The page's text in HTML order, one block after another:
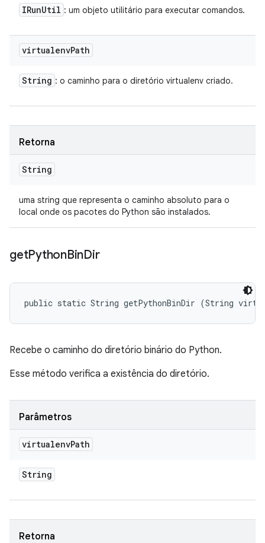
IRunUtil : um objeto utilitário para executar comandos.
virtualenvPath
String : o caminho para o diretório virtualenv criado.
Retorna
String
uma string que representa o caminho absoluto para o
local onde os pacotes do Python são instalados.
getPythonBinDir
public static String getPythonBinDir (String
Recebe o caminho do diretório binário do Python.
Esse método verifica a existência do diretório.
Parâmetros
virtualenvPath
String
Retorna